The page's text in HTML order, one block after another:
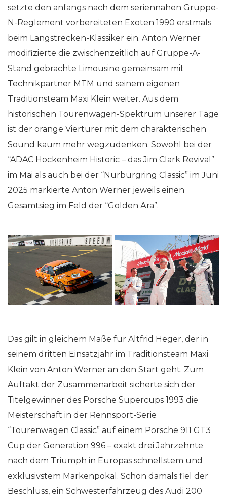
setzte den anfangs nach dem seriennahen Gruppe-
N-Reglement vorbereiteten Exoten 1990 erstmals
beim Langstrecken-Klassiker ein. Anton Werner
modifizierte die zwischenzeitlich auf Gruppe-A-
Stand gebrachte Limousine gemeinsam mit
Technikpartner MTM und seinem eigenen
Traditionsteam Maxi Klein weiter. Aus dem
historischen Tourenwagen-Spektrum unserer Tage
ist der orange Viertürer mit dem charakterischen
Sound kaum mehr wegzudenken. Sowohl bei der
“ADAC Hockenheim Historic – das Jim Clark Revival”
im Mai als auch bei der “Nürburgring Classic” im Juni
2025 markierte Anton Werner jeweils einen
Gesamtsieg im Feld der “Golden Ära”.
Das gilt in gleichem Maße für Altfrid Heger, der in
seinem dritten Einsatzjahr im Traditionsteam Maxi
Klein von Anton Werner an den Start geht. Zum
Auftakt der Zusammenarbeit sicherte sich der
Titelgewinner des Porsche Supercups 1993 die
Meisterschaft in der Rennsport-Serie
“Tourenwagen Classic” auf einem Porsche 911 GT3
Cup der Generation 996 – exakt drei Jahrzehnte
nach dem Triumph in Europas schnellstem und
exklusivstem Markenpokal. Schon damals fiel der
Beschluss, ein Schwesterfahrzeug des Audi 200